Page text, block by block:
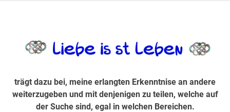
Suche sind, egal in welchen Bereichen.
trägt dazu bei, meine erlangten Erkenntnise an andere
weiterzugeben und mit denjenigen zu teilen, welche auf
der Suche sind, egal in welchen Bereichen.